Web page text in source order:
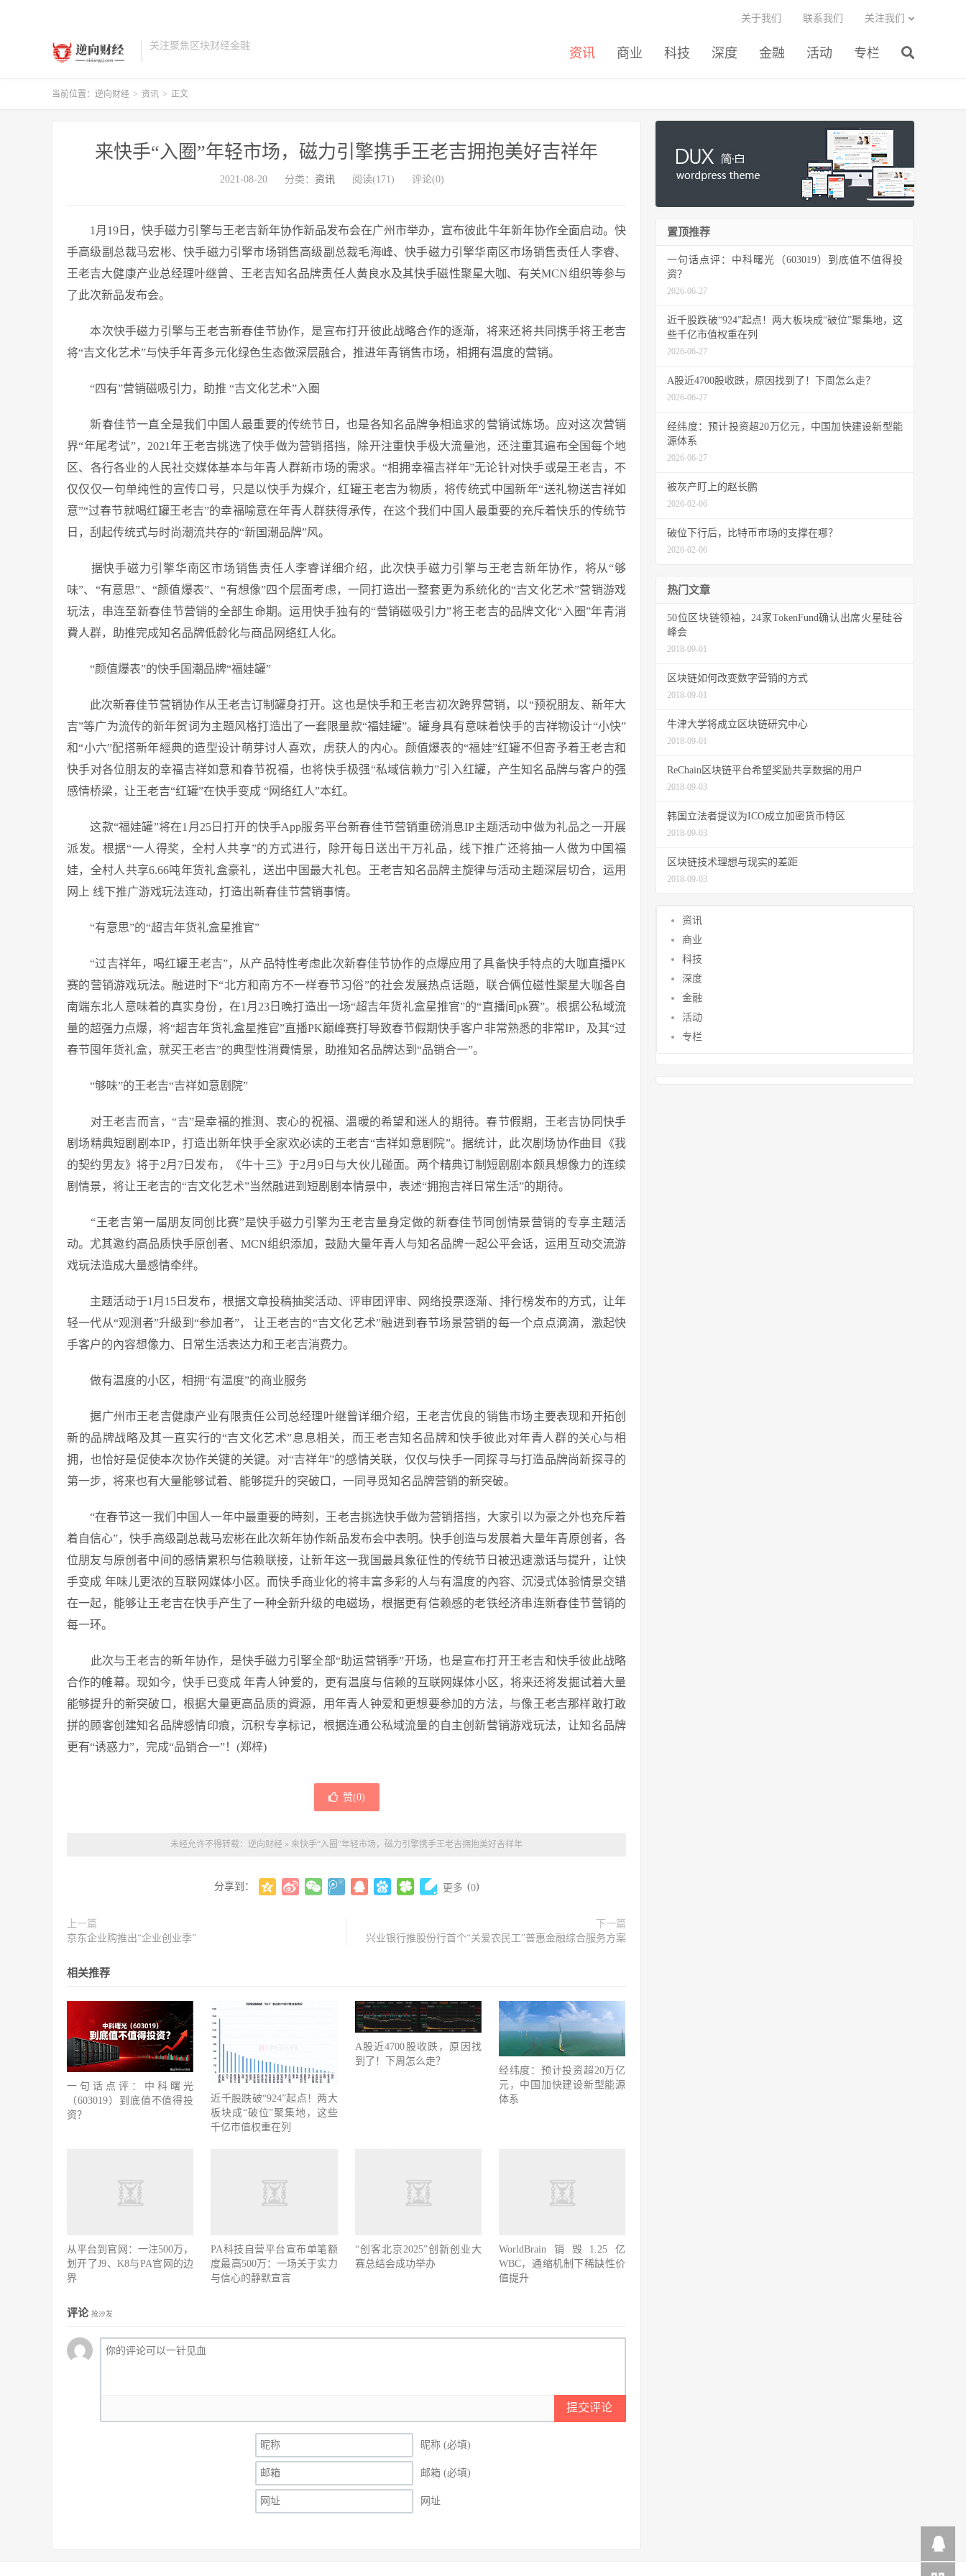
关注聚焦区块财经金融
资讯 商业 科技 深度 金融 活动 专栏
关于我们 联系我们 关注我们
当前位置： 逆向财经 > 资讯 > 正文
来快手“入圈”年轻市场，磁力引擎携手王老吉拥抱美好吉祥年
2021-08-20 分类： 资讯 阅读(171) 评论(0)
1月19日，快手磁力引擎与王老吉新年协作新品发布会在广州市举办，宣布彼此牛年新年协作全面启动。快
手高级副总裁马宏彬、快手磁力引擎市场销售高级副总裁毛海峰、快手磁力引擎华南区市场销售责任人李睿、
王老吉大健康产业总经理叶继曾、王老吉知名品牌责任人黄良水及其快手磁性聚星大咖、有关MCN组织等参与
了此次新品发布会。
本次快手磁力引擎与王老吉新春佳节协作，是宣布打开彼此战略合作的逐渐，将来还将共同携手将王老吉
将“吉文化艺术”与快手年青多元化绿色生态做深层融合，推进年青销售市场，相拥有温度的营销。
“四有”营销磁吸引力，助推 “吉文化艺术”入圈
新春佳节一直全是我们中国人最重要的传统节日，也是各知名品牌争相追求的营销试炼场。应对这次营销
界“年尾考试”，2021年王老吉挑选了快手做为营销搭挡，除开注重快手极大流量池，还注重其遍布全国每个地
区、各行各业的人民社交媒体基本与年青人群新市场的需求。“相拥幸福吉祥年”无论针对快手或是王老吉，不
仅仅仅一句单纯性的宣传口号，只是以快手为媒介，红罐王老吉为物质，将传统式中国新年“送礼物送吉祥如
意”“过春节就喝红罐王老吉”的幸福喻意在年青人群获得承传，在这个我们中国人最重要的充斥着快乐的传统节
日，刮起传统式与时尚潮流共存的“新国潮品牌”风。
据快手磁力引擎华南区市场销售责任人李睿详细介绍，此次快手磁力引擎与王老吉新年协作，将从“够
味”、“有意思”、“颜值爆表”、“有想像”四个层面考虑，一同打造出一整套更为系统化的“吉文化艺术”营销游戏
玩法，串连至新春佳节营销的全部生命期。运用快手独有的“营销磁吸引力”将王老吉的品牌文化“入圈”年青消
費人群，助推完成知名品牌低龄化与商品网络红人化。
“颜值爆表”的快手国潮品牌“福娃罐”
此次新春佳节营销协作从王老吉订制罐身打开。这也是快手和王老吉初次跨界营销，以“预祝朋友、新年大
吉”等广为流传的新年贺词为主题风格打造出了一套限量款“福娃罐”。罐身具有意味着快手的吉祥物设计“小快”
和“小六”配搭新年經典的造型设计萌芽讨人喜欢，虏获人的内心。颜值爆表的“福娃”红罐不但寄予着王老吉和
快手对各位朋友的幸福吉祥如意和春节祝福，也将快手极强“私域信赖力”引入红罐，产生知名品牌与客户的强
感情桥梁，让王老吉“红罐”在快手变成 “网络红人”本红。
这款“福娃罐”将在1月25日打开的快手App服务平台新春佳节营销重磅消息IP主题活动中做为礼品之一开展
派发。根据“一人得奖，全村人共享”的方式进行，除开每日送出干万礼品，线下推广还将抽一人做为中国福
娃，全村人共享6.66吨年货礼盒豪礼，送出中国最大礼包。王老吉知名品牌主旋律与活动主题深层切合，运用
网上 线下推广游戏玩法连动，打造出新春佳节营销事情。
“有意思”的“超吉年货礼盒星推官”
“过吉祥年，喝红罐王老吉”，从产品特性考虑此次新春佳节协作的点爆应用了具备快手特点的大咖直播PK
赛的营销游戏玩法。融进时下“北方和南方不一样春节习俗”的社会发展热点话题，联合俩位磁性聚星大咖各自
南端东北人意味着的真实身份，在1月23日晚打造出一场“超吉年货礼盒星推官”的“直播间pk赛”。根据公私域流
量的超强力点爆，将“超吉年货礼盒星推官”直播PK巅峰赛打导致春节假期快手客户非常熟悉的非常IP，及其“过
春节囤年货礼盒，就买王老吉”的典型性消費情景，助推知名品牌达到“品销合一”。
“够味”的王老吉“吉祥如意剧院”
对王老吉而言，“吉”是幸福的推测、衷心的祝福、溫暖的希望和迷人的期待。春节假期，王老吉协同快手
剧场精典短剧剧本IP，打造出新年快手全家欢必读的王老吉“吉祥如意剧院”。据统计，此次剧场协作曲目《我
的契约男友》将于2月7日发布，《牛十三》于2月9日与大伙儿碰面。两个精典订制短剧剧本颇具想像力的连续
剧情景，将让王老吉的“吉文化艺术”当然融进到短剧剧本情景中，表述“拥抱吉祥日常生活”的期待。
“王老吉第一届朋友同创比赛”是快手磁力引擎为王老吉量身定做的新春佳节同创情景营销的专享主题活
动。尤其邀约高品质快手原创者、MCN组织添加，鼓励大量年青人与知名品牌一起公平会话，运用互动交流游
戏玩法造成大量感情牵绊。
主题活动于1月15日发布，根据文章投稿抽奖活动、评审团评审、网络投票逐渐、排行榜发布的方式，让年
轻一代从“观测者”升級到“参加者”， 让王老吉的“吉文化艺术”融进到春节场景营销的每一个点点滴滴，激起快
手客户的內容想像力、日常生活表达力和王老吉消费力。
做有温度的小区，相拥“有温度”的商业服务
据广州市王老吉健康产业有限责任公司总经理叶继曾详细介绍，王老吉优良的销售市场主要表现和开拓创
新的品牌战略及其一直实行的“吉文化艺术”息息相关，而王老吉知名品牌和快手彼此对年青人群的关心与相
拥，也恰好是促使本次协作关键的关键。对“吉祥年”的感情关联，仅仅与快手一同探寻与打造品牌尚新探寻的
第一步，将来也有大量能够试着、能够提升的突破口，一同寻觅知名品牌营销的新突破。
“在春节这一我们中国人一年中最重要的時刻，王老吉挑选快手做为营销搭挡，大家引以为豪之外也充斥着
着自信心”，快手高级副总裁马宏彬在此次新年协作新品发布会中表明。快手创造与发展着大量年青原创者，各
位朋友与原创者中间的感情累积与信赖联接，让新年这一我国最具象征性的传统节日被迅速激话与提升，让快
手变成 年味儿更浓的互联网媒体小区。而快手商业化的将丰富多彩的人与有温度的內容、沉浸式体验情景交错
在一起，能够让王老吉在快手产生了一种全新升级的电磁场，根据更有信赖感的老铁经济串连新春佳节营销的
每一环。
此次与王老吉的新年协作，是快手磁力引擎全部“助运营销季”开场，也是宣布打开王老吉和快手彼此战略
合作的帷幕。现如今，快手已变成 年青人钟爱的，更有温度与信赖的互联网媒体小区，将来还将发掘试着大量
能够提升的新突破口，根据大量更高品质的資源，用年青人钟爱和更想要参加的方法，与像王老吉那样敢打敢
拼的顾客创建知名品牌感情印痕，沉积专享标记，根据连通公私域流量的自主创新营销游戏玩法，让知名品牌
更有“诱惑力”，完成“品销合一”！(郑梓)
赞(0)
未经允许不得转载： 逆向财经 » 来快手“入圈”年轻市场，磁力引擎携手王老吉拥抱美好吉祥年
分享到： 更多 (0)
上一篇
京东企业购推出“企业创业季”
下一篇
兴业银行推股份行首个“关爱农民工”普惠金融综合服务方案
相关推荐
一句话点评：中科曙光
（603019）到底值不值得投
资？
近千股跌破“924”起点！两大
板块成“破位”聚集地，这些
千亿市值权重在列
A股近4700股收跌，原因找
到了！下周怎么走？
经纬度：预计投资超20万亿
元，中国加快建设新型能源
体系
从平台到官网：一注500万，
划开了J9、K8与PA官网的边
界
PA科技自营平台宣布单笔额
度最高500万：一场关于实力
与信心的静默宣言
“创客北京2025”创新创业大
赛总结会成功举办
WorldBrain销毁1.25亿
WBC，通缩机制下稀缺性价
值提升
评论 抢沙发
提交评论
昵称 (必填)
邮箱 (必填)
网址
置顶推荐
一句话点评：中科曙光（603019）到底值不值得投
资？
2026-06-27
近千股跌破“924”起点！两大板块成“破位”聚集地，这
些千亿市值权重在列
2026-06-27
A股近4700股收跌，原因找到了！下周怎么走？
2026-06-27
经纬度：预计投资超20万亿元，中国加快建设新型能
源体系
2026-06-27
被灰产盯上的赵长鹏
2026-02-06
破位下行后，比特币市场的支撑在哪？
2026-02-06
热门文章
50位区块链领袖，24家TokenFund确认出席火星硅谷
峰会
2018-09-01
区块链如何改变数字营销的方式
2018-09-01
牛津大学将成立区块链研究中心
2018-09-01
ReChain区块链平台希望奖励共享数据的用户
2018-09-03
韩国立法者提议为ICO成立加密货币特区
2018-09-03
区块链技术理想与现实的差距
2018-09-03
资讯
商业
科技
深度
金融
活动
专栏